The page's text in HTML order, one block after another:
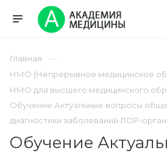
Главная
НМО (Непрерывное медицинское
НМО для высшего медицинского
Обучение Актуальные вопросы
диагностики заболеваний ЛОР-
Обучение